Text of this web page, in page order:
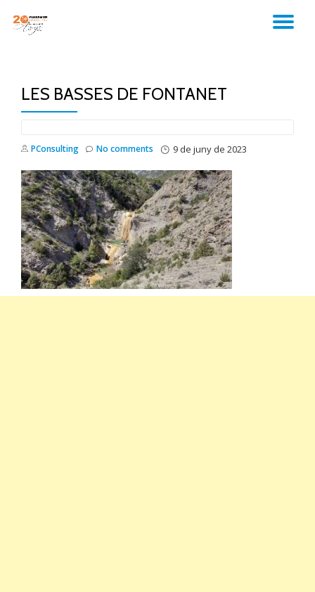
LES BASSES DE FONTANET
PConsulting 9 de juny de 2023
No comments